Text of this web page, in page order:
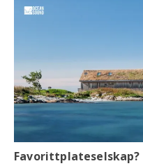
Favorittplateselskap?